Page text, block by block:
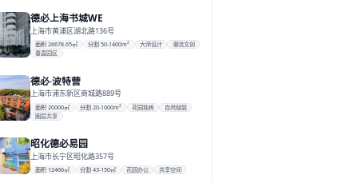
德必上海书城WE
上海市黄浦区湖北路136号
面积 26678.65㎡ 分割 50-1400m² 大师设计
潮流文创
垂直园区
德必·波特营
上海市浦东新区商城路889号
面积 20000㎡ 分割 20-1000m² 花园独栋
自然赋能
圈层共享
昭化德必易园
上海市长宁区昭化路357号
面积 12466㎡ 分割 43-150㎡ 花园办公 共享空间